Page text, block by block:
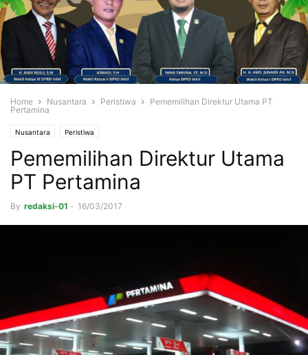
Home Nusantara Peristiwa
Pememilihan Direktur Utama PT
Pertamina
Nusantara Peristiwa
Pememilihan Direktur Utama
PT Pertamina
By redaksi-01 - 16/03/2017